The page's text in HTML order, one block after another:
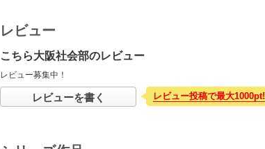
レビュー
こちら大阪社会部のレビュー
レビュー募集中！
レビューを書く レビュー投稿で最大1000pt!